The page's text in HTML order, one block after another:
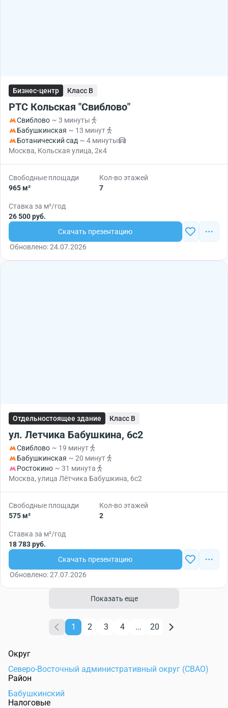
Бизнес-центр Класс B
РТС Кольская "Свиблово"
Свиблово ~ 3 минуты
Бабушкинская ~ 13 минут
Ботанический сад ~ 4 минуты
Москва, Кольская улица, 2к4
Свободные площади
965 м²
Кол-во этажей
7
Ставка за м²/год
26 500 руб.
Скачать презентацию
Обновлено: 24.07.2026
Отдельностоящее здание Класс B
ул. Летчика Бабушкина, 6с2
Свиблово ~ 19 минут
Бабушкинская ~ 20 минут
Ростокино ~ 31 минута
Москва, улица Лётчика Бабушкина, 6с2
Свободные площади
575 м²
Кол-во этажей
2
Ставка за м²/год
18 783 руб.
Скачать презентацию
Обновлено: 27.07.2026
Показать еще
1 2 3 4 ... 20
Округ
Северо-Восточный административный округ (СВАО)
Район
Бабушкинский
Налоговые